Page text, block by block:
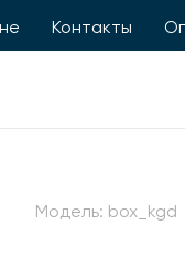
Контакты
Модель: box_kgd